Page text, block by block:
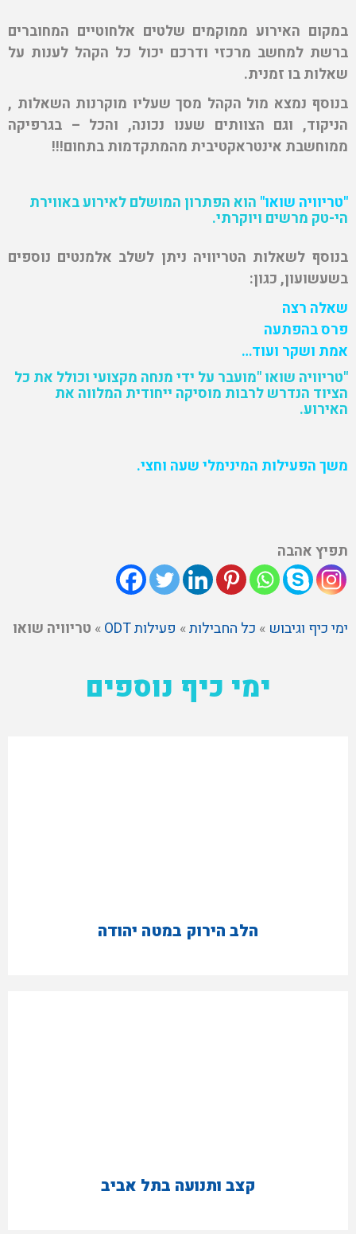
במקום האירוע ממוקמים שלטים אלחוטיים המחוברים
ברשת למחשב מרכזי ודרכם יכול כל הקהל לענות על
שאלות בו זמנית.
בנוסף נמצא מול הקהל מסך שעליו מוקרנות השאלות ,
הניקוד, וגם הצוותים שענו נכונה, והכל – בגרפיקה
ממוחשבת אינטראקטיבית מהמתקדמות בתחום!!!
"טריוויה שואו" הוא הפתרון המושלם לאירוע באווירת
הי-טק מרשים ויוקרתי.
בנוסף לשאלות הטריוויה ניתן לשלב אלמנטים נוספים
בשעשועון, כגון:
שאלה רצה
פרס בהפתעה
אמת ושקר ועוד…
"טריוויה שואו "מועבר על ידי מנחה מקצועי וכולל את כל
הציוד הנדרש לרבות מוסיקה ייחודית המלווה את
האירוע.
משך הפעילות המינימלי שעה וחצי.
תפיץ אהבה
ימי כיף וגיבוש » כל החבילות» פעילות ODT » טריוויה שואו
ימי כיף נוספים
הלב הירוק במטה יהודה
קצב ותנועה בתל אביב